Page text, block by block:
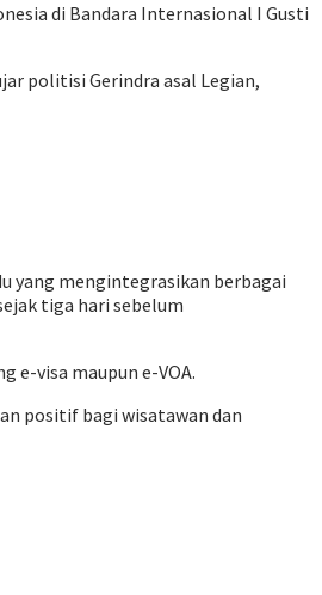
di Bandara Internasional I Gusti
politisi Gerindra asal Legian,
yang mengintegrasikan berbagai
tiga hari sebelum
e-visa maupun e-VOA.
positif bagi wisatawan dan